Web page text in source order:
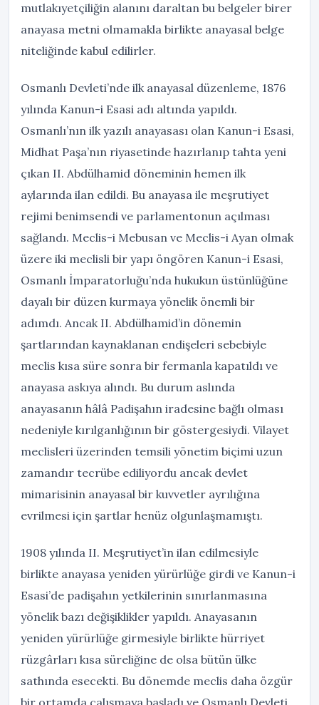
mutlakıyetçiliğin alanını daraltan bu belgeler birer
anayasa metni olmamakla birlikte anayasal belge
niteliğinde kabul edilirler.
Osmanlı Devleti’nde ilk anayasal düzenleme, 1876
yılında Kanun-i Esasi adı altında yapıldı.
Osmanlı’nın ilk yazılı anayasası olan Kanun-i Esasi,
Midhat Paşa’nın riyasetinde hazırlanıp tahta yeni
çıkan II. Abdülhamid döneminin hemen ilk
aylarında ilan edildi. Bu anayasa ile meşrutiyet
rejimi benimsendi ve parlamentonun açılması
sağlandı. Meclis-i Mebusan ve Meclis-i Ayan olmak
üzere iki meclisli bir yapı öngören Kanun-i Esasi,
Osmanlı İmparatorluğu’nda hukukun üstünlüğüne
dayalı bir düzen kurmaya yönelik önemli bir
adımdı. Ancak II. Abdülhamid’in dönemin
şartlarından kaynaklanan endişeleri sebebiyle
meclis kısa süre sonra bir fermanla kapatıldı ve
anayasa askıya alındı. Bu durum aslında
anayasanın hâlâ Padişahın iradesine bağlı olması
nedeniyle kırılganlığının bir göstergesiydi. Vilayet
meclisleri üzerinden temsili yönetim biçimi uzun
zamandır tecrübe ediliyordu ancak devlet
mimarisinin anayasal bir kuvvetler ayrılığına
evrilmesi için şartlar henüz olgunlaşmamıştı.
1908 yılında II. Meşrutiyet’in ilan edilmesiyle
birlikte anayasa yeniden yürürlüğe girdi ve Kanun-i
Esasi’de padişahın yetkilerinin sınırlanmasına
yönelik bazı değişiklikler yapıldı. Anayasanın
yeniden yürürlüğe girmesiyle birlikte hürriyet
rüzgârları kısa süreliğine de olsa bütün ülke
sathında esecekti. Bu dönemde meclis daha özgür
bir ortamda çalışmaya başladı ve Osmanlı Devleti,